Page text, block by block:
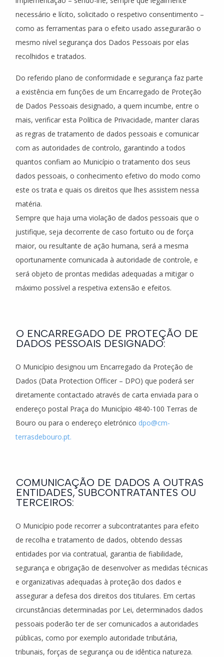
necessário e lícito, solicitado o respetivo consentimento –
como as ferramentas para o efeito usado assegurarão o
mesmo nível segurança dos Dados Pessoais por elas
recolhidos e tratados.
Do referido plano de conformidade e segurança faz parte
a existência em funções de um Encarregado de Proteção
de Dados Pessoais designado, a quem incumbe, entre o
mais, verificar esta Política de Privacidade, manter claras
as regras de tratamento de dados pessoais e comunicar
com as autoridades de controlo, garantindo a todos
quantos confiam ao Município o tratamento dos seus
dados pessoais, o conhecimento efetivo do modo como
este os trata e quais os direitos que lhes assistem nessa
matéria.
Sempre que haja uma violação de dados pessoais que o
justifique, seja decorrente de caso fortuito ou de força
maior, ou resultante de ação humana, será a mesma
oportunamente comunicada à autoridade de controle, e
será objeto de prontas medidas adequadas a mitigar o
máximo possível a respetiva extensão e efeitos.
O ENCARREGADO DE PROTEÇÃO DE
DADOS PESSOAIS DESIGNADO:
O Município designou um Encarregado da Proteção de
Dados (Data Protection Officer – DPO) que poderá ser
diretamente contactado através de carta enviada para o
endereço postal Praça do Município 4840-100 Terras de
Bouro ou para o endereço eletrónico dpo@cm-
terrasdebouro.pt.
COMUNICAÇÃO DE DADOS A OUTRAS
ENTIDADES, SUBCONTRATANTES OU
TERCEIROS:
O Município pode recorrer a subcontratantes para efeito
de recolha e tratamento de dados, obtendo dessas
entidades por via contratual, garantia de fiabilidade,
segurança e obrigação de desenvolver as medidas técnicas
e organizativas adequadas à proteção dos dados e
assegurar a defesa dos direitos dos titulares. Em certas
circunstâncias determinadas por Lei, determinados dados
pessoais poderão ter de ser comunicados a autoridades
públicas, como por exemplo autoridade tributária,
tribunais, forças de segurança ou de idêntica natureza.